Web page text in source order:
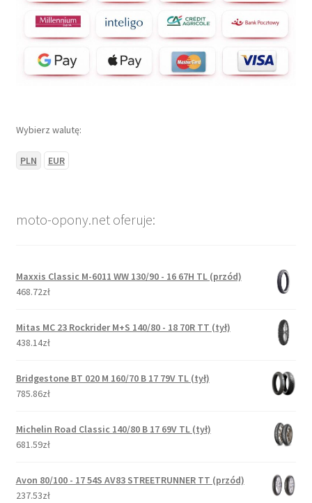
Wybierz walutę:
PLN EUR
moto-opony.net oferuje:
Maxxis Classic M-6011 WW 130/90 - 16 67H TL (przód)
468.72zł
Mitas MC 23 Rockrider M+S 140/80 - 18 70R TT (tył)
438.14zł
Bridgestone BT 020 M 160/70 B 17 79V TL (tył)
785.86zł
Michelin Road Classic 140/80 B 17 69V TL (tył)
681.59zł
Avon 80/100 - 17 54S AV83 STREETRUNNER TT (przód)
237.53zł